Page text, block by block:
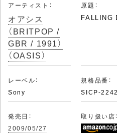
アーティスト：
オアシス
（BRITPOP /
GBR / 1991）
（OASIS）
原題：
FALLING
レーベル：
Sony
規格品番：
SICP-2242
発売日：
2009/05/27
取り扱い店：